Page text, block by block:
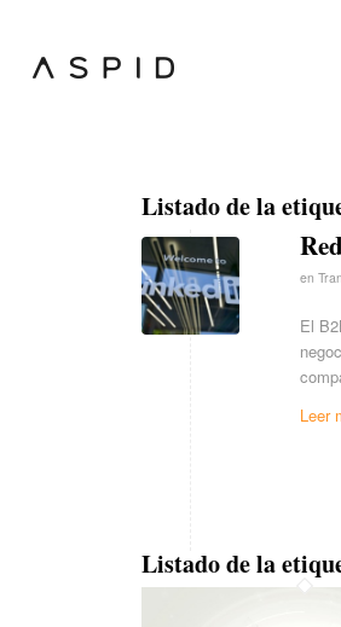
Listado de la
en
El
Leer
Listado de la